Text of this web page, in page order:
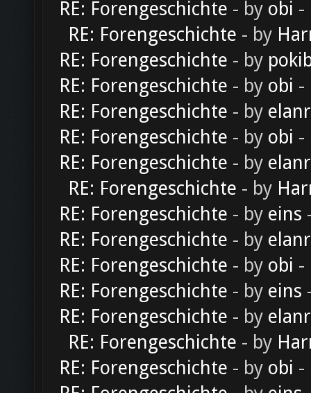
RE: Forengeschichte - by obi -
RE: Forengeschichte - by
RE: Forengeschichte - by
RE: Forengeschichte - by obi -
RE: Forengeschichte - by
RE: Forengeschichte - by obi -
RE: Forengeschichte - by
RE: Forengeschichte - by
RE: Forengeschichte - by eins
RE: Forengeschichte - by
RE: Forengeschichte - by obi -
RE: Forengeschichte - by eins
RE: Forengeschichte - by
RE: Forengeschichte - by
RE: Forengeschichte - by obi -